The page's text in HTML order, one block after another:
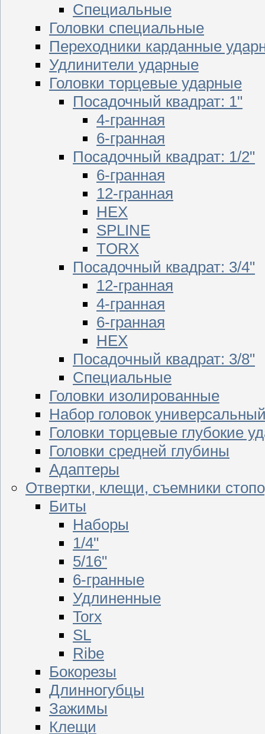
Специальные
Головки специальные
Переходники карданные
Удлинители ударные
Головки торцевые ударные
Посадочный квадрат: 1"
4-гранная
6-гранная
Посадочный квадрат: 1/2"
6-гранная
12-гранная
HEX
SPLINE
TORX
Посадочный квадрат: 3/4"
12-гранная
4-гранная
6-гранная
HEX
Посадочный квадрат: 3/8"
Специальные
Головки изолированные
Набор головок
Головки торцевые глубокие
Головки средней глубины
Адаптеры
Отвертки, клещи, съемники
Биты
Наборы
1/4"
5/16"
6-гранные
Удлиненные
Torx
SL
Ribe
Бокорезы
Длинногубцы
Зажимы
Клещи